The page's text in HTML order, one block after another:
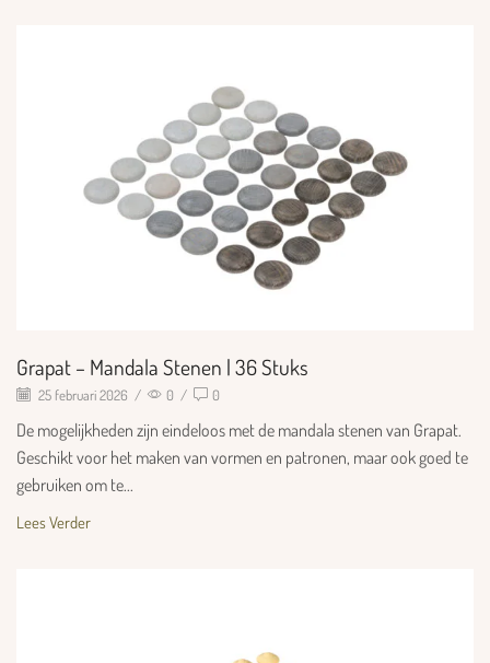
Grapat – Mandala Stenen | 36 Stuks
25 februari 2026 / 0 / 0
De mogelijkheden zijn eindeloos met de mandala stenen van Grapat.
Geschikt voor het maken van vormen en patronen, maar ook goed te
gebruiken om te...
Lees Verder